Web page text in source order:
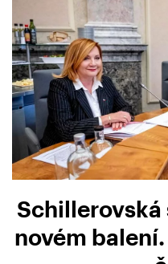
Schillerovská
novém